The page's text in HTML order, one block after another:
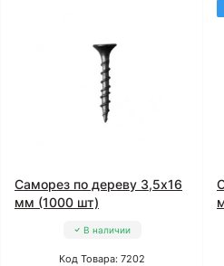
Саморез по дереву 3,5x16
мм (1000 шт)
В наличии
Код Товара: 7202